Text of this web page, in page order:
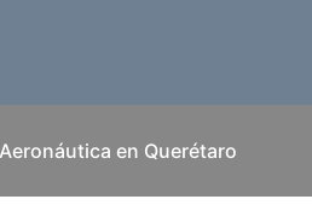
en Querétaro